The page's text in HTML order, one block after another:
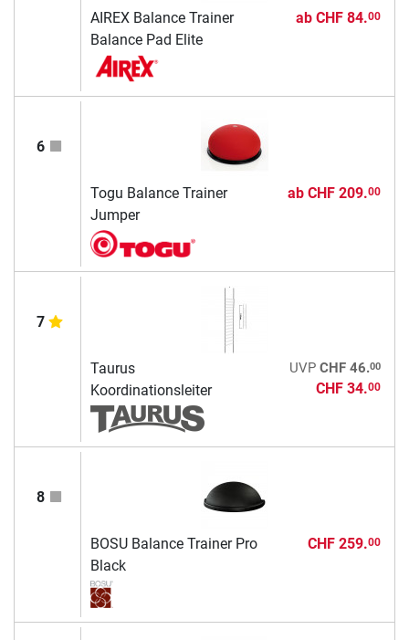
AIREX Balance Trainer
Balance Pad Elite
ab CHF 84.00
6
Togu Balance Trainer
Jumper
ab CHF 209.00
7
Taurus
Koordinationsleiter
UVP CHF 46.00
CHF 34.00
8
BOSU Balance Trainer Pro
Black
CHF 259.00